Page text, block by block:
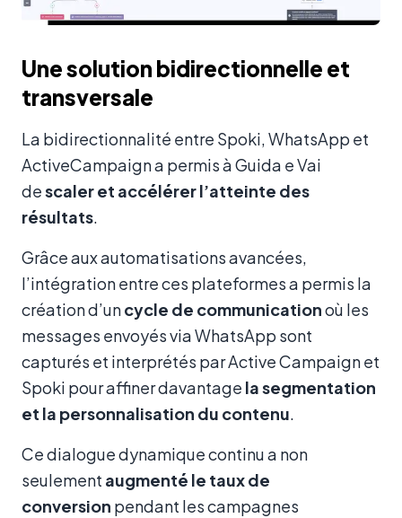
Une solution bidirectionnelle et
transversale
La bidirectionnalité entre Spoki, WhatsApp et
ActiveCampaign a permis à Guida e Vai
descaler et accélérer l’atteinte des
résultats.
Grâce aux automatisations avancées,
l’intégration entre ces plateformes a permis la
création d’uncycle de communicationoù les
messages envoyés via WhatsApp sont
capturés et interprétés par Active Campaign et
Spoki pour affiner davantage la segmentation
et la personnalisation du contenu.
Ce dialogue dynamique continu a non
seulement augmenté le taux de
conversion pendant les campagnes